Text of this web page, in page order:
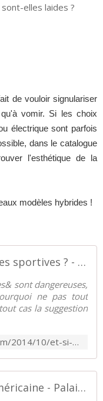
de vouloir signulariser
vomir. Si les choix
électrique sont parfois
dans le catalogue
l'esthétique de la
modèles hybrides !
Et si on interdisait les voitures sportives ? - Palais-de-la-Voiture.com
sont dangereuses,
ne pas tout
cas la suggestion
http://www.palais-de-la-voiture.com/2014/10/et-si-on-interdisait-les-voitures-sportives.html
Recette du Hot Rod sauce américaine - Palais-de-la-Voiture.com